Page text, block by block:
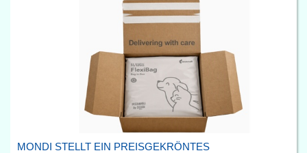
MONDI STELLT EIN PREISGEKRÖNTES